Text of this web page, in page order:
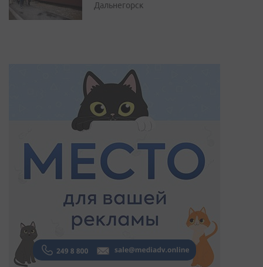
Дальнегорск